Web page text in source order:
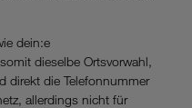
dein:e
dieselbe Ortsvorwahl,
direkt die Telefonnummer
allerdings nicht für